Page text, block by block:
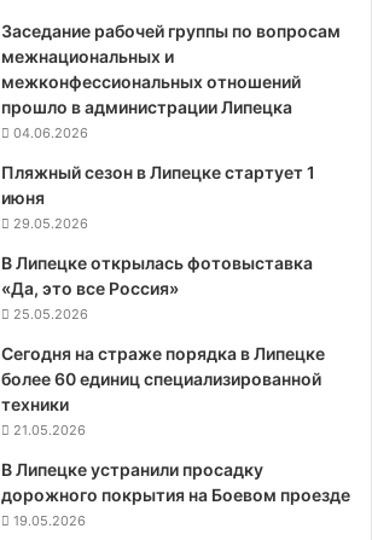
Заседание рабочей группы по вопросам
межнациональных и
межконфессиональных отношений
прошло в администрации Липецка
04.06.2026
Пляжный сезон в Липецке стартует 1
июня
29.05.2026
В Липецке открылась фотовыставка
«Да, это все Россия»
25.05.2026
Сегодня на страже порядка в Липецке
более 60 единиц специализированной
техники
21.05.2026
В Липецке устранили просадку
дорожного покрытия на Боевом проезде
19.05.2026